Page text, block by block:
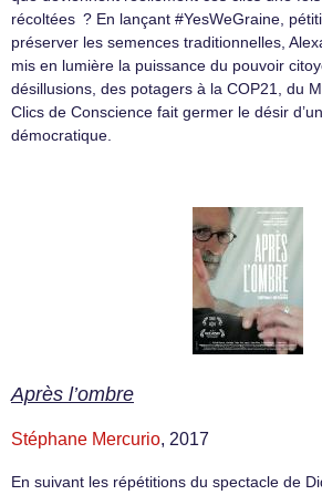
récoltées ? En lançant #YesWeGraine,
préserver les semences traditionnelles,
mis en lumière la puissance du pouvoir
désillusions, des potagers à la COP21, du
Clics de Conscience fait germer le désir
démocratique.
Après l’ombre
Stéphane Mercurio, 2017
En suivant les répétitions du spectacle de